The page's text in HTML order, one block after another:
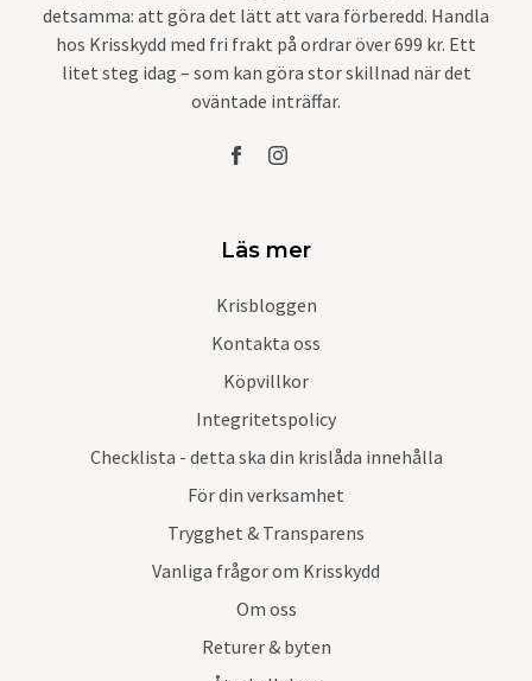
detsamma: att göra det lätt att vara förberedd. Handla
hos Krisskydd med fri frakt på ordrar över 699 kr. Ett
litet steg idag – som kan göra stor skillnad när det
oväntade inträffar.
Läs mer
Krisbloggen
Kontakta oss
Köpvillkor
Integritetspolicy
Checklista - detta ska din krislåda innehålla
För din verksamhet
Trygghet & Transparens
Vanliga frågor om Krisskydd
Om oss
Returer & byten